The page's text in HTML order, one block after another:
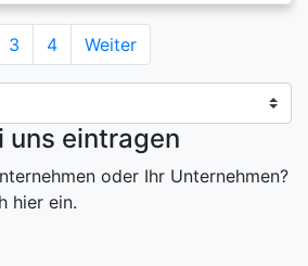
3 4 Weiter
uns eintragen
oder Ihr Unternehmen?
hier ein.